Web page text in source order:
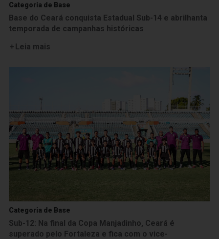
Categoria de Base
Base do Ceará conquista Estadual Sub-14 e abrilhanta
temporada de campanhas históricas
Leia mais
Categoria de Base
Sub-12: Na final da Copa Manjadinho, Ceará é
superado pelo Fortaleza e fica com o vice-